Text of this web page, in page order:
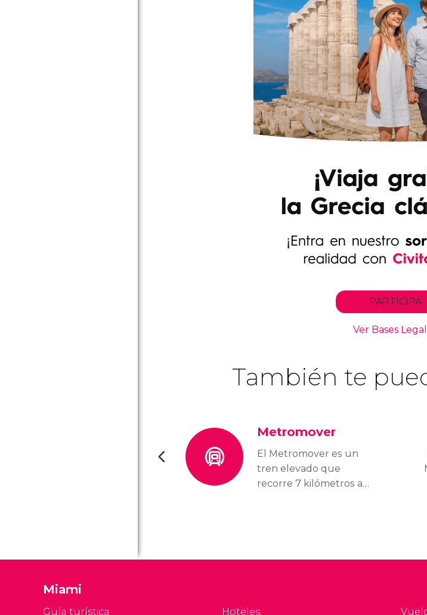
También te
Metromover
El Metromover es un
tren elevado que
recorre 7 kilómetros a
ciudad sin tener que
Miami
Guía turística Hoteles